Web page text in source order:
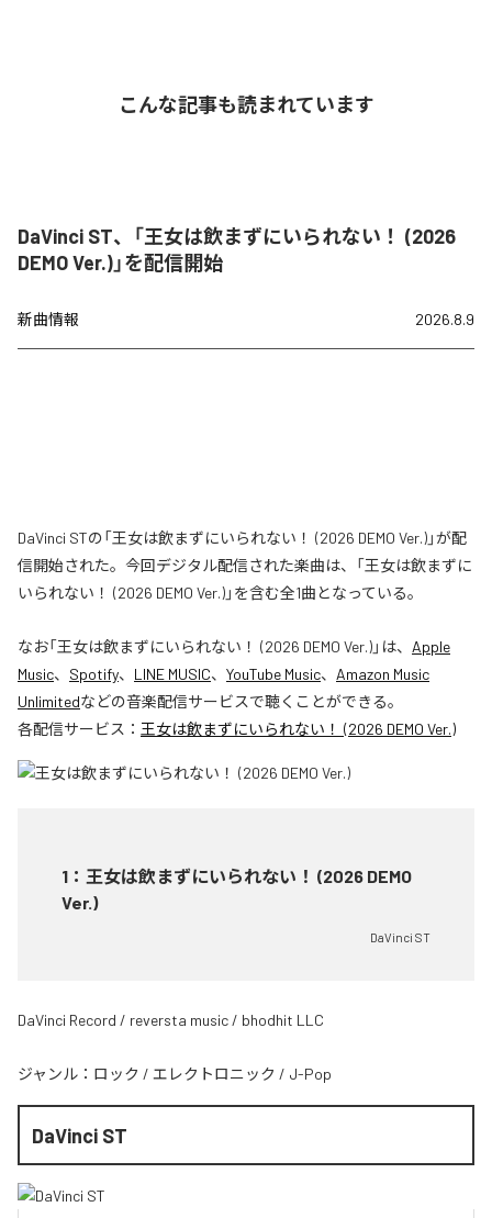
こんな記事も読まれています
DaVinci ST、「王女は飲まずにいられない！ (2026
DEMO Ver.)」を配信開始
新曲情報 2026.8.9
DaVinci STの「王女は飲まずにいられない！ (2026 DEMO Ver.)」が配
信開始された。今回デジタル配信された楽曲は、「王女は飲まずに
いられない！ (2026 DEMO Ver.)」を含む全1曲となっている。
なお「王女は飲まずにいられない！ (2026 DEMO Ver.)」は、 Apple
Music、 Spotify、 LINE MUSIC、 YouTube Music、 Amazon Music
Unlimitedなどの音楽配信サービスで聴くことができる。
各配信サービス： 王女は飲まずにいられない！ (2026 DEMO Ver.)
1 ： 王女は飲まずにいられない！ (2026 DEMO
Ver.)
DaVinci ST
DaVinci Record / reversta music / bhodhit LLC
ジャンル： ロック / エレクトロニック / J-Pop
DaVinci ST